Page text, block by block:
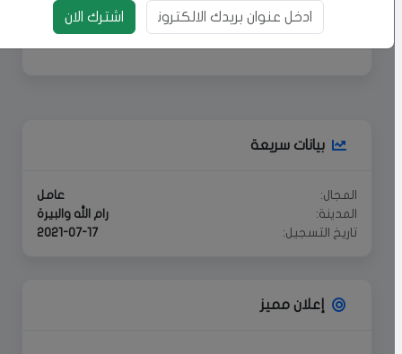
إعلان مميز
بيانات سريعة
المجال:
عامل
المدينة:
رام الله والبيرة
تاريخ التسجيل:
2021-07-17
إعلان مميز
بريد الالكتروني
اشترك الان